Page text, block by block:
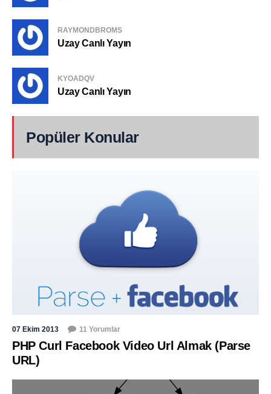
RAYMONDBROMS
Uzay Canlı Yayın
KYOADQV
Uzay Canlı Yayın
Popüler Konular
07 Ekim 2013 11 Yorumlar
PHP Curl Facebook Video Url Almak (Parse
URL)